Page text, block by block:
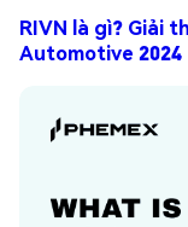
RIVN là gì? Giải
Automotive 2024